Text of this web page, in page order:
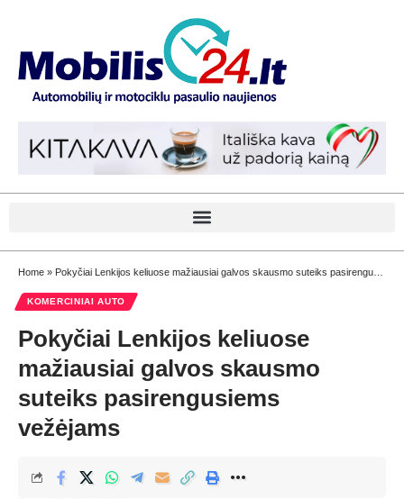
Home » Pokyčiai Lenkijos keliuose mažiausiai galvos skausmo suteiks pasirengusiems vežėjams
KOMERCINIAI AUTO
Pokyčiai Lenkijos keliuose
mažiausiai galvos skausmo
suteiks pasirengusiems
vežėjams